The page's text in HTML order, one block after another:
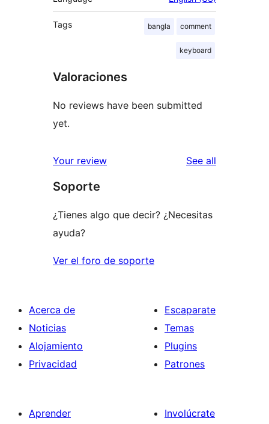
Tags bangla comment
keyboard
Valoraciones
No reviews have been submitted
yet.
Your review See all
Soporte
¿Tienes algo que decir? ¿Necesitas
ayuda?
Ver el foro de soporte
Acerca de
Noticias
Alojamiento
Privacidad
Escaparate
Temas
Plugins
Patrones
Aprender
Involúcrate